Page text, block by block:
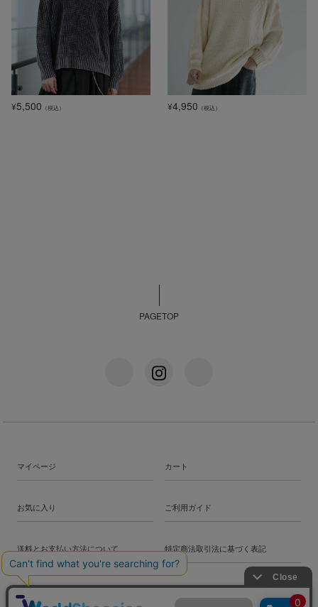
¥5,500 （税込） ¥4,950 （税込）
PAGETOP
マイページ カート
お気に入り ご利用ガイド
送料とお支払い方法について 特定商法取引法に基づく表記
プライバシーポリシー 会社概要